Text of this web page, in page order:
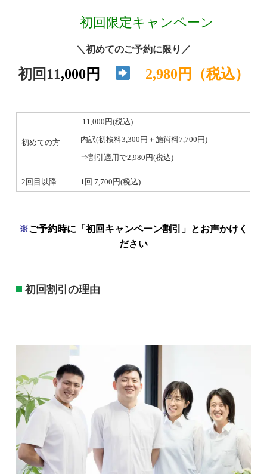
初回限定キャンペーン
＼初めてのご予約に限り／
初回11,000円 2,980円（税込）
初めての方
11,000円(税込)
内訳(初検料3,300円＋施術料7,700円)
⇒割引適用で2,980円(税込)
2回目以降 1回 7,700円(税込)
※ご予約時に「初回キャンペーン割引」とお声かけく
ださい
初回割引の理由